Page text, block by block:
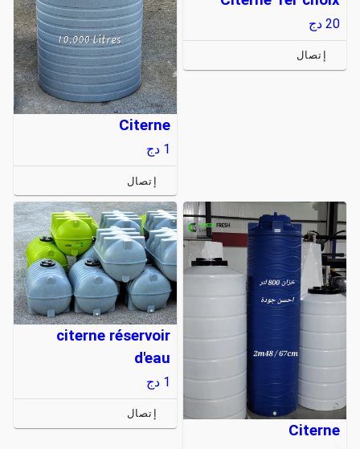
20 دج
إتصال
Citerne
1 دج
إتصال
Citerne
citerne réservoir
d'eau
1 دج
إتصال